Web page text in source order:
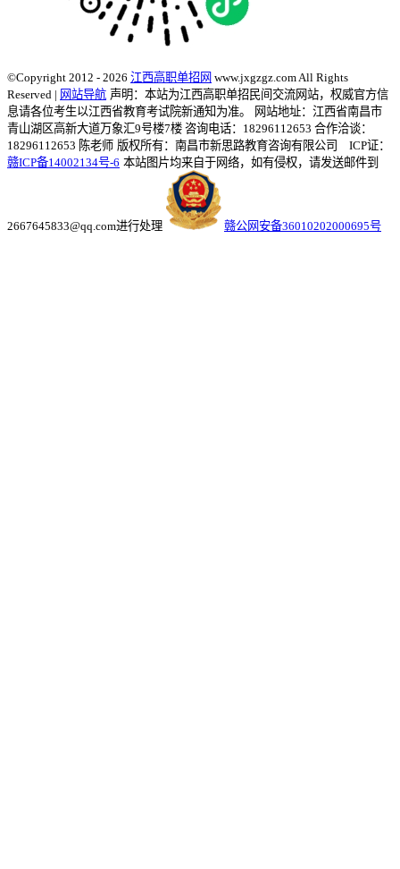
©Copyright 2012 - 2026 江西高职单招网 www.jxgzgz.com All Rights
Reserved | 网站导航 声明：本站为江西高职单招民间交流网站，权威官方信
息请各位考生以江西省教育考试院新通知为准。
网站地址：江西省南昌市
青山湖区高新大道万象汇9号楼7楼 咨询电话：18296112653 合作洽谈：
18296112653 陈老师 版权所有：南昌市新思路教育咨询有限公司 ICP证：
赣ICP备14002134号-6 本站图片均来自于网络，如有侵权，请发送邮件到
2667645833@qq.com进行处理 赣公网安备36010202000695号